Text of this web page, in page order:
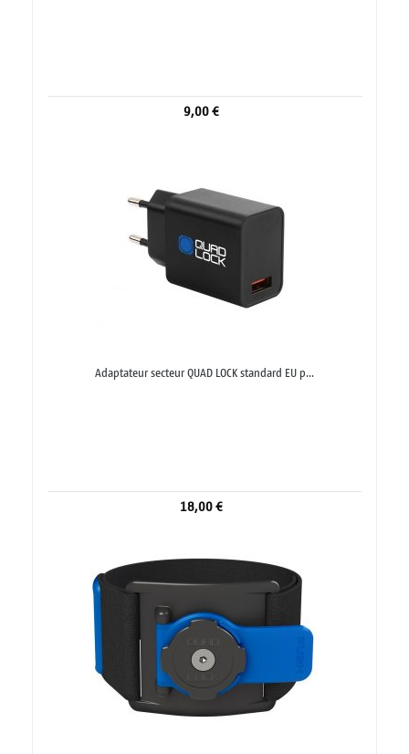
9,00 €
Adaptateur secteur QUAD LOCK standard EU p...
18,00 €